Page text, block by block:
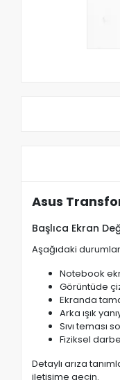
Asus
Başlıca Ekran
Aşağıdaki
Notebook
Görüntüde
Ekranda
Arka ışık
Sıvı teması
Fiziksel
Detaylı arıza
iletişime geçin.